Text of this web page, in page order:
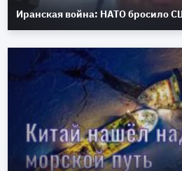
Иранская война: НАТО бросило